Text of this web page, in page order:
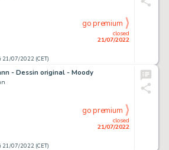
21/07/2022 (CET)
closed
21/07/2022
go premium
- Dessin original - Moody
21/07/2022 (CET)
closed
21/07/2022
go premium